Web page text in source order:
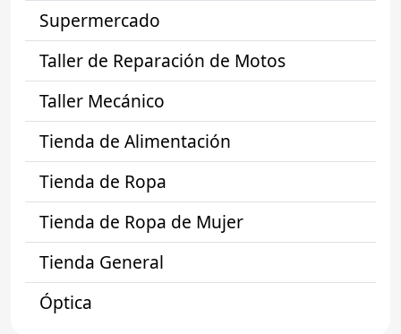
Supermercado
Taller de Reparación de Motos
Taller Mecánico
Tienda de Alimentación
Tienda de Ropa
Tienda de Ropa de Mujer
Tienda General
Óptica